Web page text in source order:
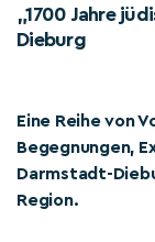
„1700 Jahre
Dieburg
Eine Reihe von
Begegnungen,
Darmstadt-
Region.